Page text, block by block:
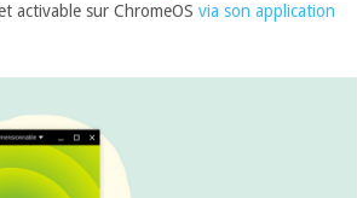
activable sur ChromeOS via son application